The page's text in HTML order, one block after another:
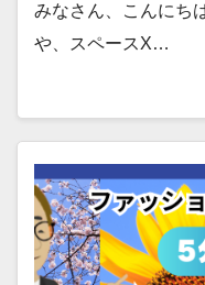
みなさん、こんにち
や、スペースX…